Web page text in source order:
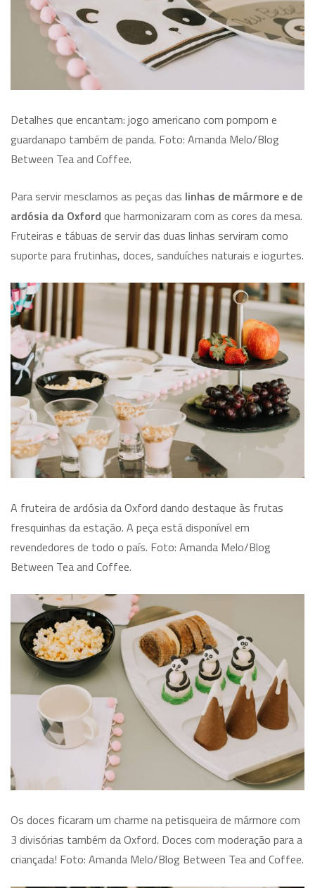
Detalhes que encantam: jogo americano com pompom e
guardanapo também de panda. Foto: Amanda Melo/Blog
Between Tea and Coffee.
Para servir mesclamos as peças das linhas de mármore e de
ardósia da Oxford que harmonizaram com as cores da mesa.
Fruteiras e tábuas de servir das duas linhas serviram como
suporte para frutinhas, doces, sanduíches naturais e iogurtes.
A fruteira de ardósia da Oxford dando destaque às frutas
fresquinhas da estação. A peça está disponível em
revendedores de todo o país. Foto: Amanda Melo/Blog
Between Tea and Coffee.
Os doces ficaram um charme na petisqueira de mármore com
3 divisórias também da Oxford. Doces com moderação para a
criançada! Foto: Amanda Melo/Blog Between Tea and Coffee.